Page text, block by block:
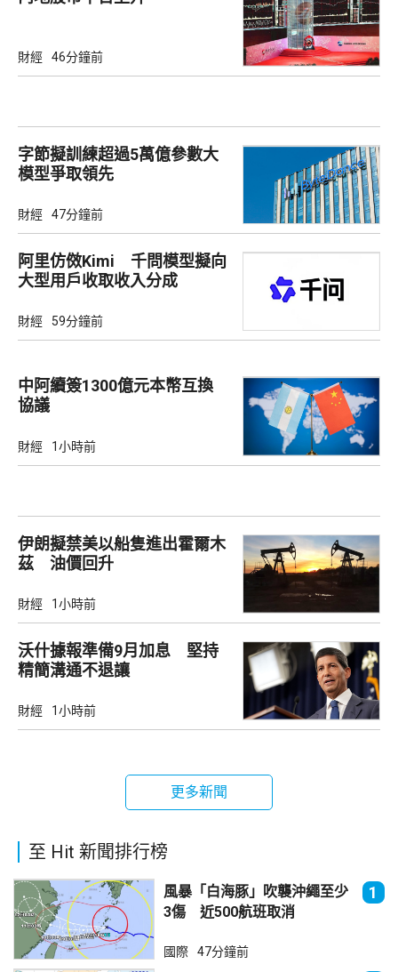
財經 46分鐘前
字節擬訓練超過5萬億參數大
模型爭取領先
財經 47分鐘前
阿里仿傚Kimi 千問模型擬向
大型用戶收取收入分成
財經 59分鐘前
中阿續簽1300億元本幣互換
協議
財經 1小時前
伊朗擬禁美以船隻進出霍爾木
茲 油價回升
財經 1小時前
沃什據報準備9月加息 堅持
精簡溝通不退讓
財經 1小時前
更多新聞
至 Hit 新聞排行榜
風暴「白海豚」吹襲沖繩至少
3傷 近500航班取消
1
國際 47分鐘前